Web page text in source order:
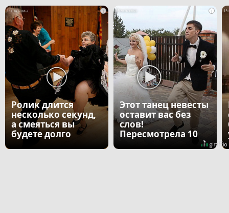
i
Ролик длится
несколько секунд,
а смеяться вы
будете долго
i
Этот танец невесты
оставит вас без
слов!
Пересмотрела 10